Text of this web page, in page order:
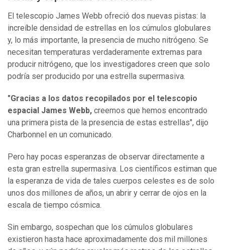
El telescopio James Webb ofreció dos nuevas pistas: la
increíble densidad de estrellas en los cúmulos globulares
y, lo más importante, la presencia de mucho nitrógeno. Se
necesitan temperaturas verdaderamente extremas para
producir nitrógeno, que los investigadores creen que solo
podría ser producido por una estrella supermasiva.
"Gracias a los datos recopilados por el telescopio
espacial James Webb, creemos que hemos encontrado
una primera pista de la presencia de estas estrellas", dijo
Charbonnel en un comunicado.
Pero hay pocas esperanzas de observar directamente a
esta gran estrella supermasiva. Los científicos estiman que
la esperanza de vida de tales cuerpos celestes es de solo
unos dos millones de años, un abrir y cerrar de ojos en la
escala de tiempo cósmica.
Sin embargo, sospechan que los cúmulos globulares
existieron hasta hace aproximadamente dos mil millones